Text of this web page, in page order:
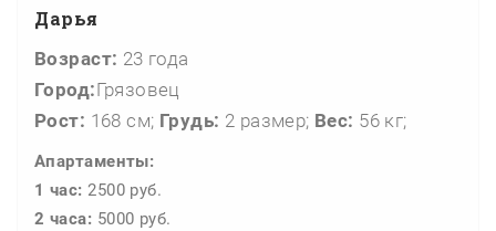
Дарья
Возраст: 23 года
Город:Грязовец
Рост: 168 см; Грудь: 2 размер; Вес: 56 кг;
Апартаменты:
1 час: 2500 руб.
2 часа: 5000 руб.